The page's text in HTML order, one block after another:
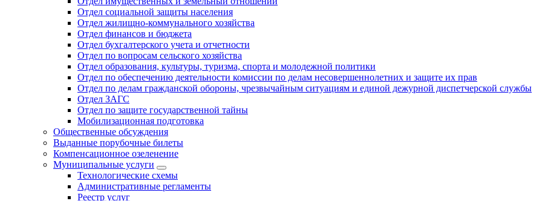
Отдел социальной защиты населения
Отдел жилищно-коммунального хозяйства
Отдел финансов и бюджета
Отдел бухгалтерского учета и отчетности
Отдел по вопросам сельского хозяйства
Отдел образования, культуры, туризма, спорта и молодежной политики
Отдел по обеспечению деятельности комиссии по делам несовершеннолетних и защите их прав
Отдел по делам гражданской обороны, чрезвычайным ситуациям и единой дежурной диспетчерской службы
Отдел ЗАГС
Отдел по защите государственной тайны
Мобилизационная подготовка
Общественные обсуждения
Выданные порубочные билеты
Компенсационное озеленение
Муниципальные услуги
Технологические схемы
Административные регламенты
Реестр услуг